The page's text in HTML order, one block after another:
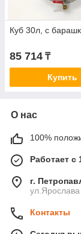
Куб 30л, с
85 714 ₸
Купить
О нас
100%
Работает с
г.
Контакты